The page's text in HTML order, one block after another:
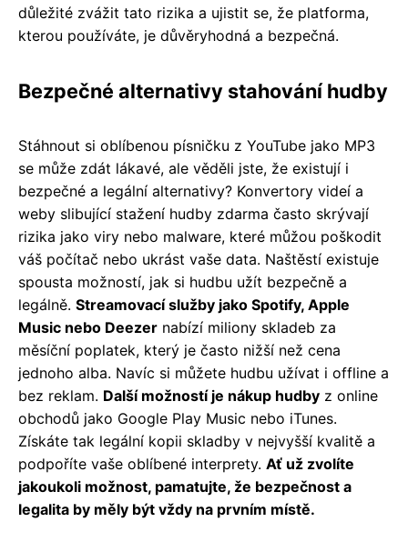
důležité zvážit tato rizika a ujistit se, že platforma,
kterou používáte, je důvěryhodná a bezpečná.
Bezpečné alternativy stahování hudby
Stáhnout si oblíbenou písničku z YouTube jako MP3
se může zdát lákavé, ale věděli jste, že existují i
bezpečné a legální alternativy? Konvertory videí a
weby slibující stažení hudby zdarma často skrývají
rizika jako viry nebo malware, které můžou poškodit
váš počítač nebo ukrást vaše data. Naštěstí existuje
spousta možností, jak si hudbu užít bezpečně a
legálně. Streamovací služby jako Spotify, Apple
Music nebo Deezer nabízí miliony skladeb za
měsíční poplatek, který je často nižší než cena
jednoho alba. Navíc si můžete hudbu užívat i offline a
bez reklam. Další možností je nákup hudby z online
obchodů jako Google Play Music nebo iTunes.
Získáte tak legální kopii skladby v nejvyšší kvalitě a
podpoříte vaše oblíbené interprety. Ať už zvolíte
jakoukoli možnost, pamatujte, že bezpečnost a
legalita by měly být vždy na prvním místě.